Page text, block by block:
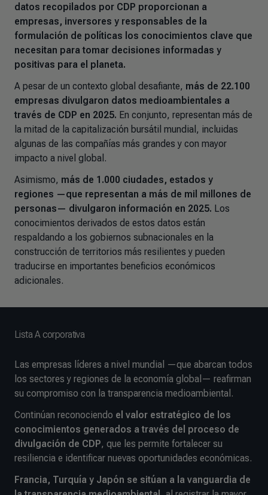
datos recopilados por CDP proporcionan a
empresas, inversores y responsables de la
formulación de políticas los conocimientos clave que
necesitan para tomar decisiones informadas y
positivas para el planeta.
A pesar de un contexto global desafiante, más de 22.100
empresas divulgaron datos medioambientales a
través de CDP en 2025. En conjunto, representan más de
la mitad de la capitalización bursátil mundial, incluidas
algunas de las compañías más grandes y con mayor
impacto a nivel global.
Asimismo, más de 1.000 ciudades, estados y
regiones —que representan a más de mil millones de
personas— divulgaron información en 2025. Los
conocimientos derivados de estos datos están
respaldando a los gobiernos subnacionales en la
construcción de territorios más resilientes y pueden
traducirse en importantes beneficios económicos
adicionales.
Lista A corporativa
Las empresas líderes a nivel mundial —que abarcan todos
los sectores y regiones de la economía global— reafirman
su compromiso con la transparencia medioambiental.
Continúan reconociendo el valor estratégico de los
conocimientos generados a través del proceso de
divulgación de CDP, que les permite fortalecer su
resiliencia e identificar nuevas oportunidades económicas.
Francia, Turquía y Japón se sitúan a la vanguardia de